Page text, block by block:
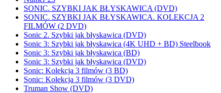
SONIC. SZYBKI JAK BŁYSKAWICA (DVD)
SONIC. SZYBKI JAK BŁYSKAWICA. KOLEKCJA 2
FILMÓW (2 DVD)
Sonic 2. Szybki jak błyskawica (DVD)
Sonic 3: Szybki jak błyskawica (4K UHD + BD) Steelbook
Sonic 3: Szybki jak błyskawica (BD)
Sonic 3: Szybki jak błyskawica (DVD)
Sonic: Kolekcja 3 filmów (3 BD)
Sonic: Kolekcja 3 filmów (3 DVD)
Truman Show (DVD)